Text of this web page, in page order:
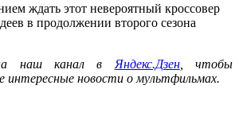
ждать этот невероятный кроссовер
в продолжении второго сезона
на наш канал в Яндекс.Дзен, чтобы
интересные новости о мультфильмах.